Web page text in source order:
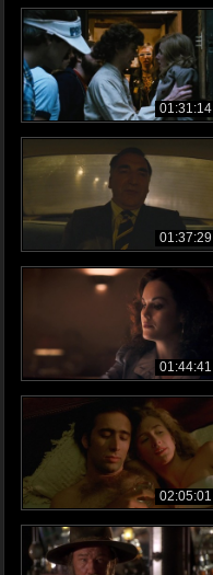
01:31:14
01:37:29
01:44:41
02:05:01